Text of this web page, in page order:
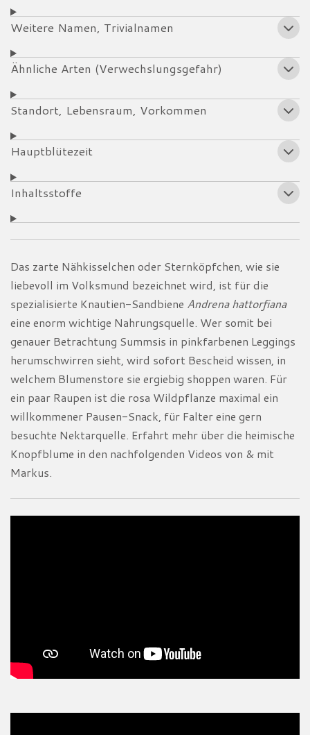
Weitere Namen, Trivialnamen
Ähnliche Arten (Verwechslungsgefahr)
Standort, Lebensraum, Vorkommen
Hauptblütezeit
Inhaltsstoffe
Das zarte Nähkisselchen oder Sternköpfchen, wie sie
liebevoll im Volksmund bezeichnet wird, ist für die
spezialisierte Knautien-Sandbiene Andrena hattorfiana
eine enorm wichtige Nahrungsquelle. Wer somit bei
genauer Betrachtung Summsis in pinkfarbenen Leggings
herumschwirren sieht, wird sofort Bescheid wissen, in
welchem Blumenstore sie ergiebig shoppen waren. Für
ein paar Raupen ist die rosa Wildpflanze maximal ein
willkommener Pausen-Snack, für Falter eine gern
besuchte Nektarquelle. Erfahrt mehr über die heimische
Knopfblume in den nachfolgenden Videos von & mit
Markus.